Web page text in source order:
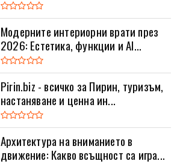
Модерните интериорни врати през
2026: Естетика, функции и AI...
Pirin.biz - всичко за Пирин, туризъм,
настаняване и ценна ин...
Архитектура на вниманието в
движение: Какво всъщност са игра...